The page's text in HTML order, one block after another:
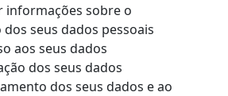
informações sobre o
seus dados pessoais
aos seus dados
dos seus dados
dos seus dados e ao